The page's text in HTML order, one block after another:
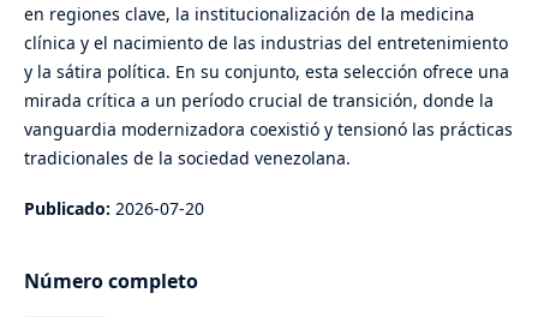
en regiones clave, la institucionalización de la medicina
clínica y el nacimiento de las industrias del entretenimiento
y la sátira política. En su conjunto, esta selección ofrece una
mirada crítica a un período crucial de transición, donde la
vanguardia modernizadora coexistió y tensionó las prácticas
tradicionales de la sociedad venezolana.
Publicado: 2026-07-20
Número completo